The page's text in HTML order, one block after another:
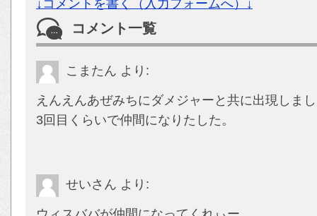
↓コメントを書く（入力フォームへ）↓
コメント一覧
こまたん より:
えんえんあぜみちにダメジャーと共に出現しま
3回目くらいで仲間になりたした。
せいさん より: